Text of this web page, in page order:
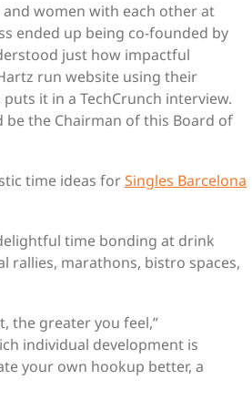
women with each other at
ended up being co-founded by
just how impactful
run website using their
it in a TechCrunch interview.
be the Chairman of this Board of
time ideas forSingles Barcelona
time bonding at drink
rallies, marathons, bistro spaces,
the greater you feel,”
individual development is
your own hookup better, a